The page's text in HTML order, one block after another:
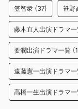
笠智衆 (37) 笹野
藤木直人出演ドラマ一
要潤出演ドラマ一覧
遠藤憲一出演ドラマ一
高橋一生出演ドラマ一